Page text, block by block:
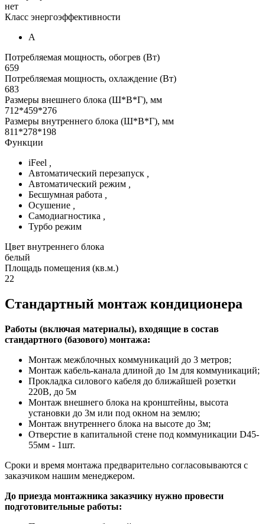
нет
Класс энергоэффективности
А
Потребляемая мощность, обогрев (Вт)
659
Потребляемая мощность, охлаждение (Вт)
683
Размеры внешнего блока (Ш*В*Г), мм
712*459*276
Размеры внутреннего блока (Ш*В*Г), мм
811*278*198
Функции
iFeel
Автоматический перезапуск
Автоматический режим
Бесшумная работа
Осушение
Самодиагностика
Турбо режим
Цвет внутреннего блока
белый
Площадь помещения (кв.м.)
22
Стандартный монтаж кондиционера
Работы (включая материалы), входящие в состав
стандартного (базового) монтажа:
Монтаж межблочных коммуникаций до 3 метров;
Монтаж кабель-канала длиной до 1м для коммуникаций;
Прокладка силового кабеля до ближайшей розетки
220В, до 5м
Монтаж внешнего блока на кронштейны, высота
установки до 3м или под окном на землю;
Монтаж внутреннего блока на высоте до 3м;
Отверстие в капитальной стене под коммуникации D45-
55мм - 1шт.
Сроки и время монтажа предварительно согласовываются с
заказчиком нашим менеджером.
До приезда монтажника заказчику нужно провести
подготовительные работы: